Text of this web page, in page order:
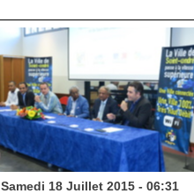
Samedi 18 Juillet 2015 - 06:31